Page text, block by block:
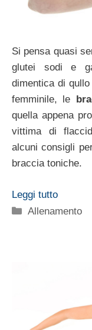
Si pensa quasi
glutei sodi e
dimentica di
femminile, le
quella appena
vittima di
alcuni consigli
braccia toniche.
Leggi tutto
Categorie
Allenamento